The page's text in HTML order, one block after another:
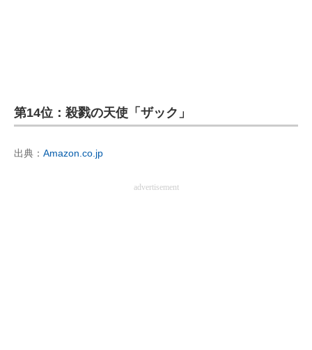
第14位：殺戮の天使「ザック」
出典： Amazon.co.jp
advertisement